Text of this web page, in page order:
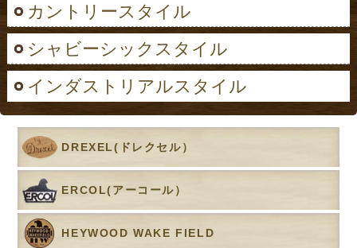
カントリースタイル
シャビーシックスタイル
インダストリアルスタイル
DREXEL(ドレクセル）
ERCOL(アーコール）
HEYWOOD WAKE FIELD